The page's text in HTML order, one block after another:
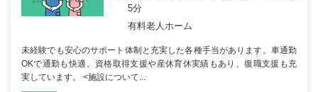
5分
有料老人ホーム
未経験でも安心のサポート体制と充実した各種手当があります。車通勤
OKで通勤も快適。資格取得支援や産休育休実績もあり、復職支援も充
実しています。 <施設について...